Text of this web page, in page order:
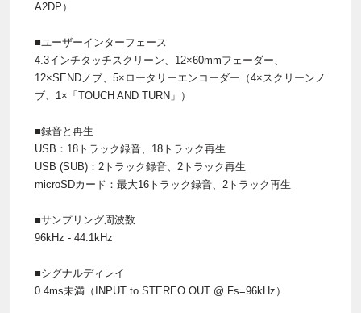
A2DP）
■ユーザーインターフェース
4.3インチタッチスクリーン、12×60mmフェーダー、
12×SENDノブ、5×ロータリーエンコーダー（4×スクリーンノ
ブ、1×「TOUCH AND TURN」）
■録音と再生
USB：18トラック録音、18トラック再生
USB (SUB)：2トラック録音、2トラック再生
microSDカード：最大16トラック録音、2トラック再生
■サンプリング周波数
96kHz - 44.1kHz
■シグナルディレイ
0.4ms未満（INPUT to STEREO OUT @ Fs=96kHz）